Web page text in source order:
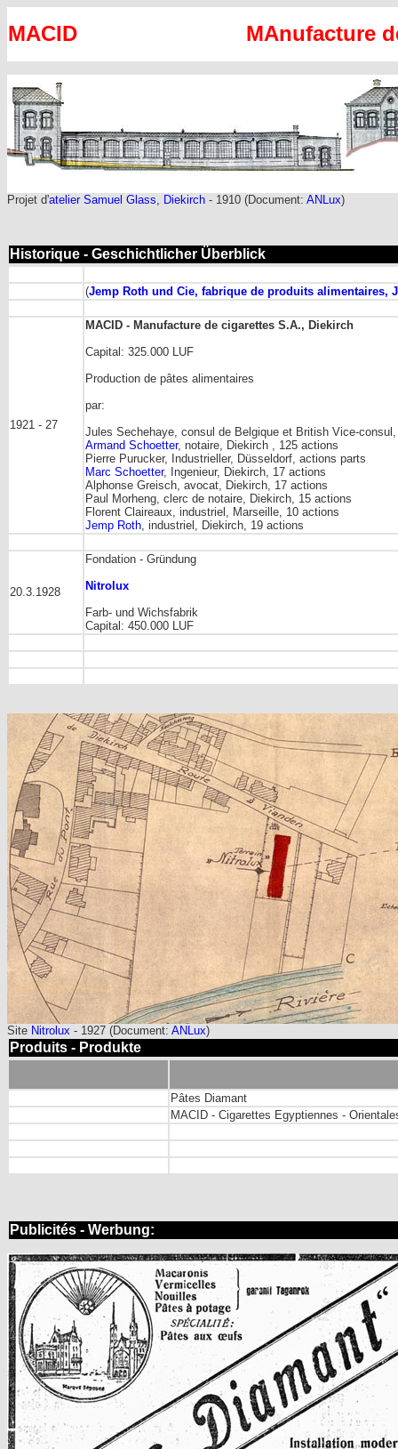
MACID MAnufacture
Projet d'atelier Samuel Glass, Diekirch - 1910 (Document: ANLux)
Historique - Geschichtlicher Überblick
(Jemp Roth und Cie, fabrique de produits alimentaires,
1921 - 27
MACID - Manufacture de cigarettes S.A., Diekirch
Capital: 325.000 LUF
Production de pâtes alimentaires
par:
Jules Sechehaye, consul de Belgique et British Vice-
Armand Schoetter, notaire, Diekirch , 125 actions
Pierre Purucker, Industrieller, Düsseldorf, actions parts
Marc Schoetter, Ingenieur, Diekirch, 17 actions
Alphonse Greisch, avocat, Diekirch, 17 actions
Paul Morheng, clerc de notaire, Diekirch, 15 actions
Florent Claireaux, industriel, Marseille, 10 actions
Jemp Roth, industriel, Diekirch, 19 actions
20.3.1928
Fondation - Gründung
Nitrolux
Farb- und Wichsfabrik
Capital: 450.000 LUF
Site Nitrolux - 1927 (Document: ANLux)
Produits - Produkte
Pâtes Diamant
MACID - Cigarettes Egyptiennes -
Publicités - Werbung: